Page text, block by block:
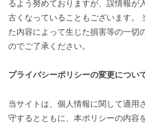
るよう努めておりますが、誤情報が
古くなっていることもございます。
た内容によって生じた損害等の一切
のでご了承ください。
プライバシーポリシーの変更につい
当サイトは、個人情報に関して適用
守するとともに、本ポリシーの内容